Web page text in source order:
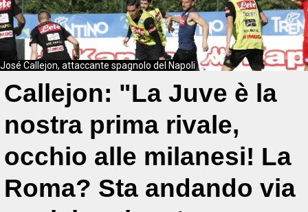
José Callejon, attaccante spagnolo del Napoli
Callejon: "La Juve è la
nostra prima rivale,
occhio alle milanesi! La
Roma? Sta andando via